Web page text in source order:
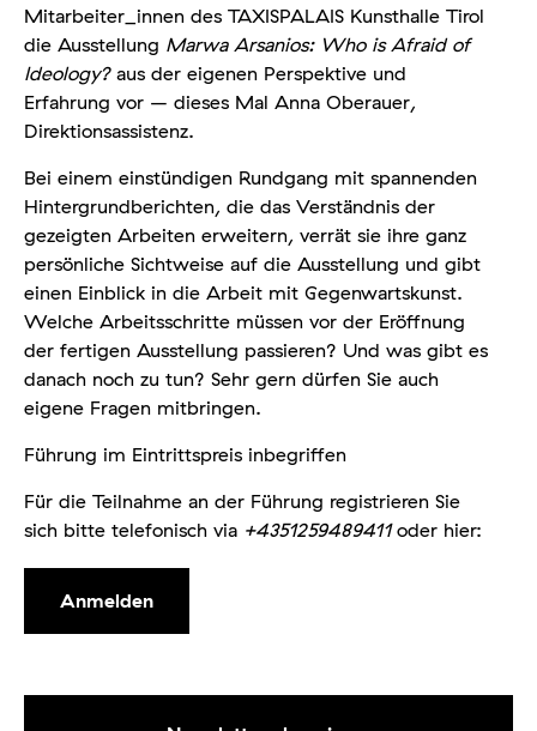
Mitarbeiter_innen des TAXISPALAIS Kunsthalle Tirol
die Ausstellung Marwa Arsanios: Who is Afraid of
Ideology?aus der eigenen Perspektive und
Erfahrung vor – dieses Mal Anna Oberauer,
Direktionsassistenz.
Bei einem einstündigen Rundgang mit spannenden
Hintergrundberichten, die das Verständnis der
gezeigten Arbeiten erweitern, verrät sie ihre ganz
persönliche Sichtweise auf die Ausstellung und gibt
einen Einblick in die Arbeit mit Gegenwartskunst.
Welche Arbeitsschritte müssen vor der Eröffnung
der fertigen Ausstellung passieren? Und was gibt es
danach noch zu tun? Sehr gern dürfen Sie auch
eigene Fragen mitbringen.
Führung im Eintrittspreis inbegriffen
Für die Teilnahme an der Führung registrieren Sie
sich bitte telefonisch via +4351259489411oder hier:
Anmelden